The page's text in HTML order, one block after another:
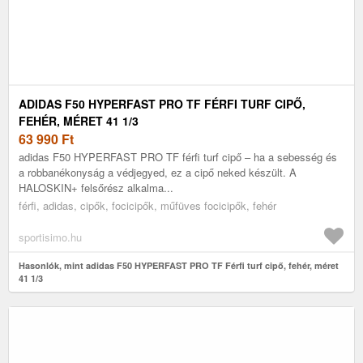
ADIDAS F50 HYPERFAST PRO TF FÉRFI TURF CIPŐ,
FEHÉR, MÉRET 41 1/3
63 990 Ft
adidas F50 HYPERFAST PRO TF férfi turf cipő – ha a sebesség és
a robbanékonyság a védjegyed, ez a cipő neked készült. A
HALOSKIN+ felsőrész alkalma...
férfi, adidas, cipők, focicipők, műfüves focicipők, fehér
sportisimo.hu
Hasonlók, mint adidas F50 HYPERFAST PRO TF Férfi turf cipő, fehér, méret
41 1/3